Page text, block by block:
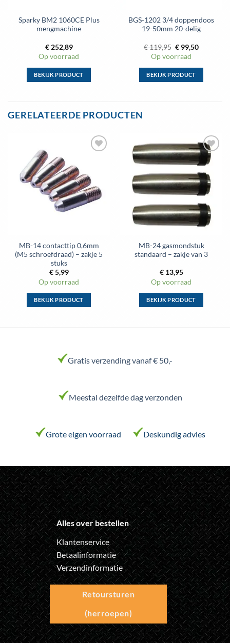
Sparky BM2 1060CE Plus
mengmachine
€252,89
Op voorraad
BEKIJK PRODUCT
meerdere
kan
gekozen
worden
op
de
BGS-1202 3/4 doppendoos
19-50mm 20-delig
€119,95 Oorspronkelijke
prijs
was:
€ 119,95.
€ 99,50Huidige
€ 99,50.
Op voorraad
BEKIJK PRODUCT
optie
kan
gekozen
worden
op
de
productpagina
GERELATEERDE PRODUCTEN
wenslijst
MB-14 contacttip 0,6mm
(M5 schroefdraad) – zakje 5
stuks
€5,99
Op voorraad
BEKIJK PRODUCT
variaties.
Deze
gekozen
de
productpagina
Toevoegen
aan
wenslijst
MB-24 gasmondstuk
standaard – zakje van 3
€13,95
Op voorraad
BEKIJK PRODUCT
gekozen
de
productpagina
Gratis verzending vanaf € 50,-
Meestal dezelfde dag verzonden
Grote eigen voorraad Deskundig advies
Alles over bestellen
Klantenservice
Betaalinformatie
Verzendinformatie
Retoursturen
(herroepen)